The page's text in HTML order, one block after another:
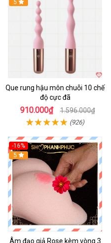
5
Que rung hậu môn chuỗi 10 chế
độ cực đã
910.000₫ 1.596.000₫
(926)
-16%
5
Âm đạo giả Rose kèm vòng 3